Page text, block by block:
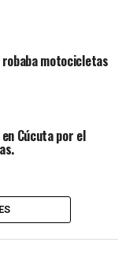
robaba motocicletas
Cúcuta por el